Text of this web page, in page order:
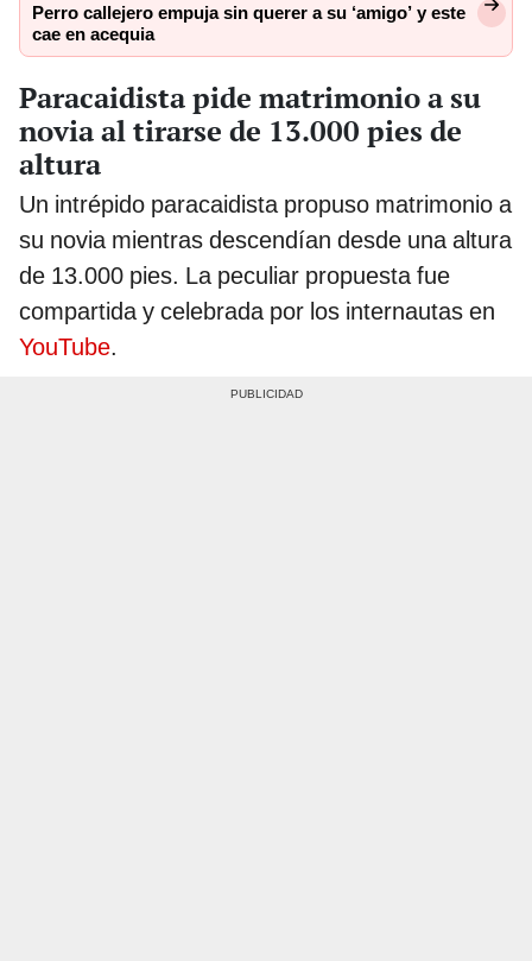
Perro callejero empuja sin querer a su ‘amigo’ y este
cae en acequia
Paracaidista pide matrimonio a su
novia al tirarse de 13.000 pies de
altura
Un intrépido paracaidista propuso matrimonio a
su novia mientras descendían desde una altura
de 13.000 pies. La peculiar propuesta fue
compartida y celebrada por los internautas en
YouTube.